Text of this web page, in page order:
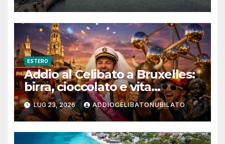
ESTERO
Addio al Celibato a Bruxelles:
birra, cioccolato e vita
notturna per un weekend
indimenticabile
LUG 23, 2026 ADDIOCELIBATONUBILATO